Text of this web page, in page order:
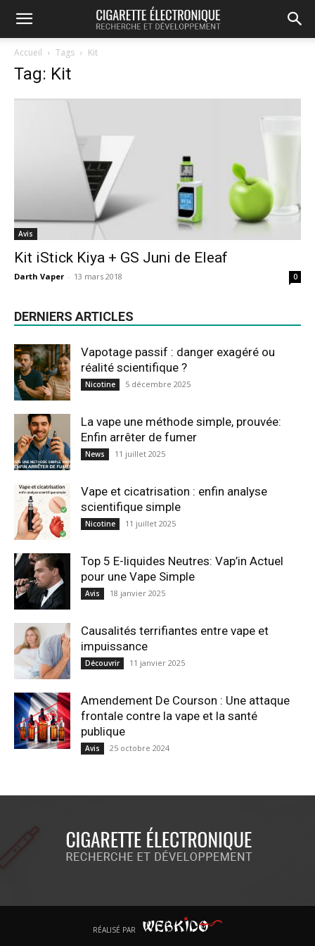
Accueil Tags Kit
Tag: Kit
Avis
Kit iStick Kiya + GS Juni de Eleaf
Darth Vaper - 13 mars 2018 0
DERNIERS ARTICLES
Vapotage passif : danger exagéré ou
réalité scientifique ?
Nicotine 5 décembre 2025
La vape une méthode simple, prouvée:
Enfin arrêter de fumer
News 11 juillet 2025
Vape et cicatrisation : enfin analyse
scientifique simple
Nicotine 11 juillet 2025
Top 5 E-liquides Neutres: Vap’in Actuel
pour une Vape Simple
Avis 18 janvier 2025
Causalités terrifiantes entre vape et
impuissance
Découvrir 11 janvier 2025
Amendement De Courson : Une attaque
frontale contre la vape et la santé
publique
Avis 25 octobre 2024
RÉALISÉ PAR